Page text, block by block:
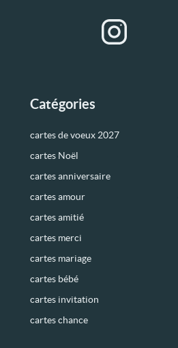
Catégories
cartes de voeux 2027
cartes Noël
cartes anniversaire
cartes amour
cartes amitié
cartes merci
cartes mariage
cartes bébé
cartes invitation
cartes chance